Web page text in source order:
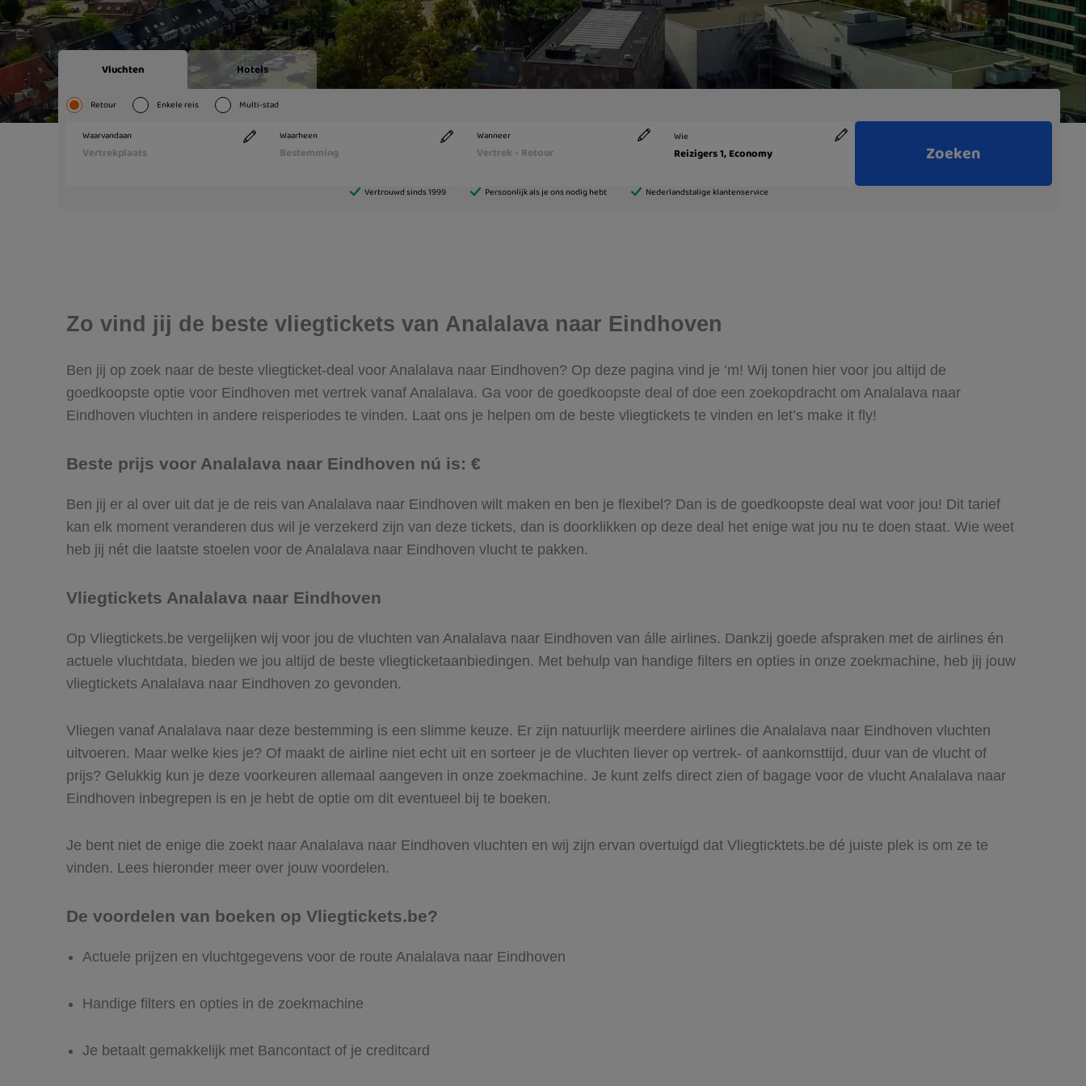
Zo vind jij de beste vliegtickets van Analalava naar Eindhoven
Ben jij op zoek naar de beste vliegticket-deal voor Analalava naar Eindhoven? Op deze pagina vind je ‘m! Wij tonen hier voor jou altijd de
goedkoopste optie voor Eindhoven met vertrek vanaf Analalava. Ga voor de goedkoopste deal of doe een zoekopdracht om Analalava naar
Eindhoven vluchten in andere reisperiodes te vinden. Laat ons je helpen om de beste vliegtickets te vinden en let’s make it fly!
Beste prijs voor Analalava naar Eindhoven nú is: €
Ben jij er al over uit dat je de reis van Analalava naar Eindhoven wilt maken en ben je flexibel? Dan is de goedkoopste deal wat voor jou! Dit tarief
kan elk moment veranderen dus wil je verzekerd zijn van deze tickets, dan is doorklikken op deze deal het enige wat jou nu te doen staat. Wie weet
heb jij nét die laatste stoelen voor de Analalava naar Eindhoven vlucht te pakken.
Vliegtickets Analalava naar Eindhoven
Op Vliegtickets.be vergelijken wij voor jou de vluchten van Analalava naar Eindhoven van álle airlines. Dankzij goede afspraken met de airlines én
actuele vluchtdata, bieden we jou altijd de beste vliegticketaanbiedingen. Met behulp van handige filters en opties in onze zoekmachine, heb jij jouw
vliegtickets Analalava naar Eindhoven zo gevonden.
Vliegen vanaf Analalava naar deze bestemming is een slimme keuze. Er zijn natuurlijk meerdere airlines die Analalava naar Eindhoven vluchten
uitvoeren. Maar welke kies je? Of maakt de airline niet echt uit en sorteer je de vluchten liever op vertrek- of aankomsttijd, duur van de vlucht of
prijs? Gelukkig kun je deze voorkeuren allemaal aangeven in onze zoekmachine. Je kunt zelfs direct zien of bagage voor de vlucht Analalava naar
Eindhoven inbegrepen is en je hebt de optie om dit eventueel bij te boeken.
Je bent niet de enige die zoekt naar Analalava naar Eindhoven vluchten en wij zijn ervan overtuigd dat Vliegticktets.be dé juiste plek is om ze te
vinden. Lees hieronder meer over jouw voordelen.
De voordelen van boeken op Vliegtickets.be?
Actuele prijzen en vluchtgegevens voor de route Analalava naar Eindhoven
Handige filters en opties in de zoekmachine
Je betaalt gemakkelijk met Bancontact of je creditcard